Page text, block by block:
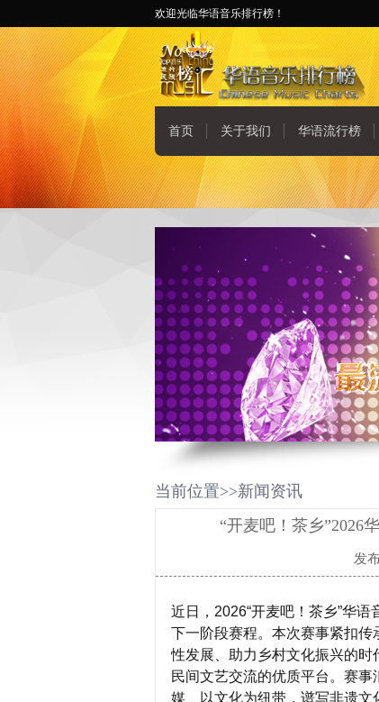
欢迎光临华语音乐排行榜！
首页 关于我们 华语流行榜
当前位置>>新闻资讯
“开麦吧！茶乡”2026
发
近日，2026“开麦吧！茶乡”华
下一阶段赛程。本次赛事紧扣
性发展、助力乡村文化振兴的时
民间文艺交流的优质平台。赛
媒、以文化为纽带，谱写非遗